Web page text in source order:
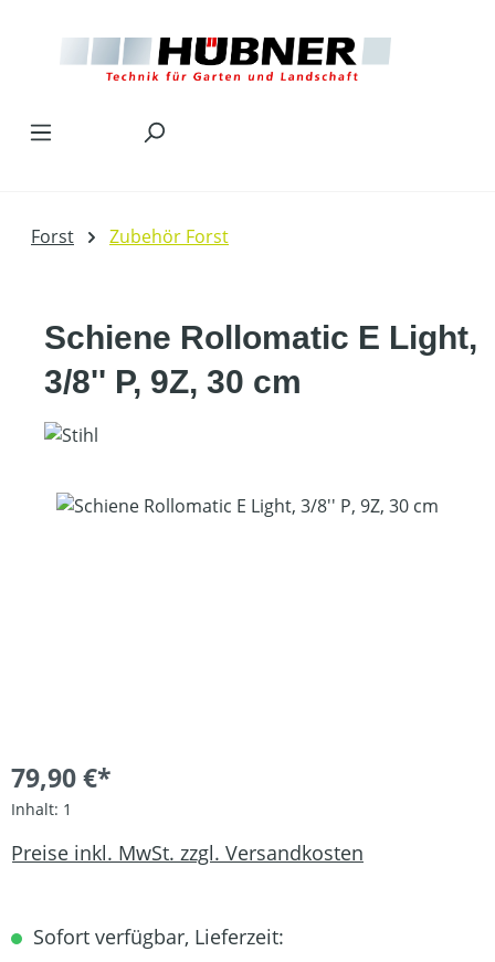
Forst Zubehör Forst
Schiene Rollomatic E Light,
3/8'' P, 9Z, 30 cm
Bildergalerie überspringen
79,90 €*
Inhalt: 1
Preise inkl. MwSt. zzgl. Versandkosten
Sofort verfügbar, Lieferzeit: